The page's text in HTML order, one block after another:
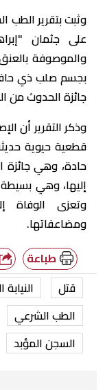
وثبت بتقرير
على جثمان
والموصوفة
بجسم صلب ذي
جائزة الحدوث من
وذكر التقرير أن
قطعية حيوية
حادة، وهي جائزة
إليها، وهي
وتعزى الوفاة
ومضاعفاتها.
طباعة
قتل
الطب الشرعي
السجن المؤبد